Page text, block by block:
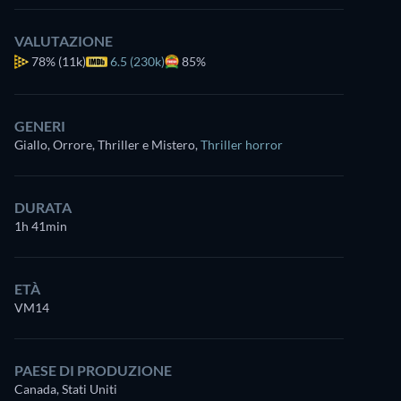
VALUTAZIONE
78% (11k) 6.5 (230k) 85%
GENERI
Giallo, Orrore, Thriller e Mistero,Thriller horror
DURATA
1h 41min
ETÀ
VM14
PAESE DI PRODUZIONE
Canada, Stati Uniti